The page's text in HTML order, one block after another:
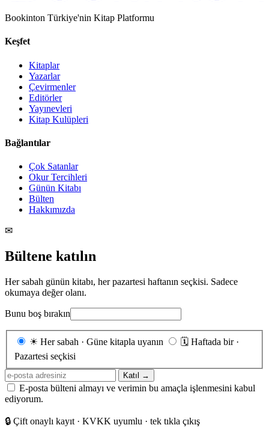
Bookinton Türkiye'nin Kitap Platformu
Keşfet
Kitaplar
Yazarlar
Çevirmenler
Editörler
Yayınevleri
Kitap Kulüpleri
Bağlantılar
Çok Satanlar
Okur Tercihleri
Günün Kitabı
Bülten
Hakkımızda
✉
Bültene katılın
Her sabah günün kitabı, her pazartesi haftanın seçkisi. Sadece
okumaya değer olanı.
Bunu boş bırakın
Gönderim
☀ Her sabah · Güne kitapla uyanın 🗓 Haftada bir ·
Pazartesi seçkisi
E-
posta
adresiniz
Katıl →
E-posta bülteni almayı ve verimin bu amaçla işlenmesini kabul
ediyorum.
🔒 Çift onaylı kayıt · KVKK uyumlu · tek tıkla çıkış